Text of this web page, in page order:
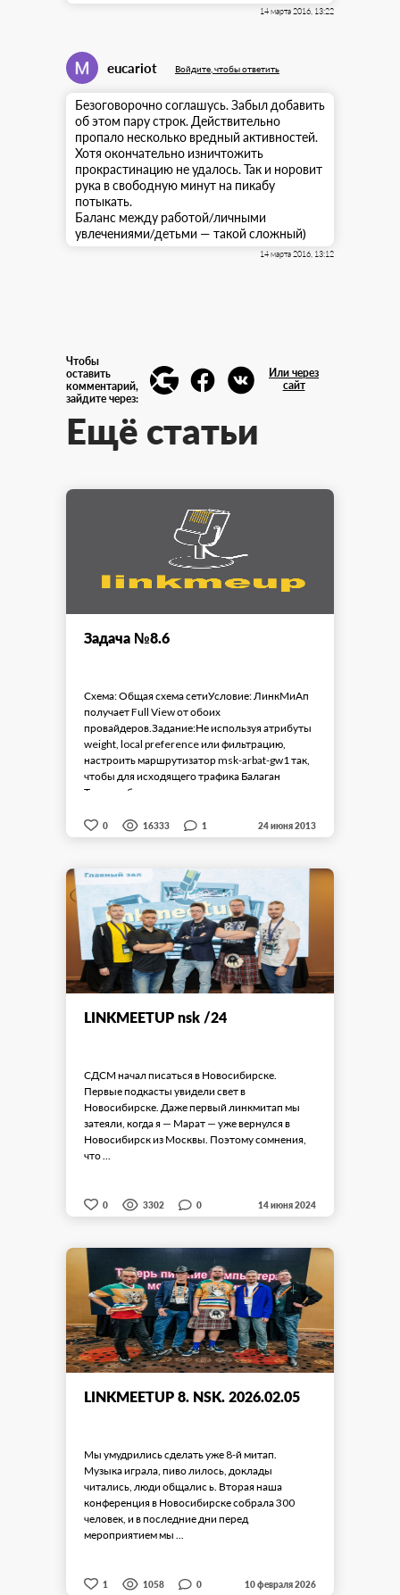
14 марта 2016, 13:22
eucariot Войдите, чтобы ответить
Безоговорочно соглашусь. Забыл добавить
об этом пару строк. Действительно
пропало несколько вредный активностей.
Хотя окончательно изничтожить
прокрастинацию не удалось. Так и норовит
рука в свободную минут на пикабу
потыкать.
Баланс между работой/личными
увлечениями/детьми — такой сложный)
14 марта 2016, 13:12
Чтобы
оставить
комментарий,
зайдите через:
Или через
сайт
Ещё статьи
Задача №8.6
Схема: Общая схема сетиУсловие: ЛинкМиАп
получает Full View от обоих
провайдеров.Задание:Не используя атрибуты
weight, local preference или фильтрацию,
настроить маршрутизатор msk-arbat-gw1 так,
чтобы для исходящего трафика Балаган
Телеком был основным, ...
0 16333 1 24 июня 2013
LINKMEETUP nsk /24
СДСМ начал писаться в Новосибирске.
Первые подкасты увидели свет в
Новосибирске. Даже первый линкмитап мы
затеяли, когда я — Марат — уже вернулся в
Новосибирск из Москвы. Поэтому сомнения,
что ...
0 3302 0 14 июня 2024
LINKMEETUP 8. NSK. 2026.02.05
Мы умудрились сделать уже 8-й митап.
Музыка играла, пиво лилось, доклады
читались, люди общалис ь. Вторая наша
конференция в Новосибирске собрала 300
человек, и в последние дни перед
мероприятием мы ...
1 1058 0 10 февраля 2026